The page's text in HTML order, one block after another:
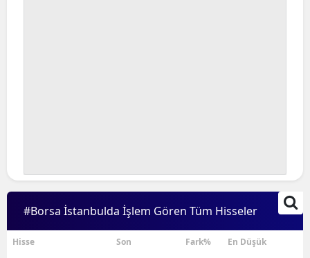
#Borsa İstanbulda İşlem Gören Tüm Hisseler
Hisse Son Fark% En Düşük